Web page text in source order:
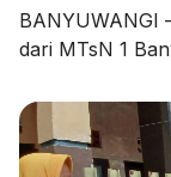
Mini
BANYUWANGI
dari MTsN 1
Menulis Fiksi
Perpustakaan
Banyuwangi